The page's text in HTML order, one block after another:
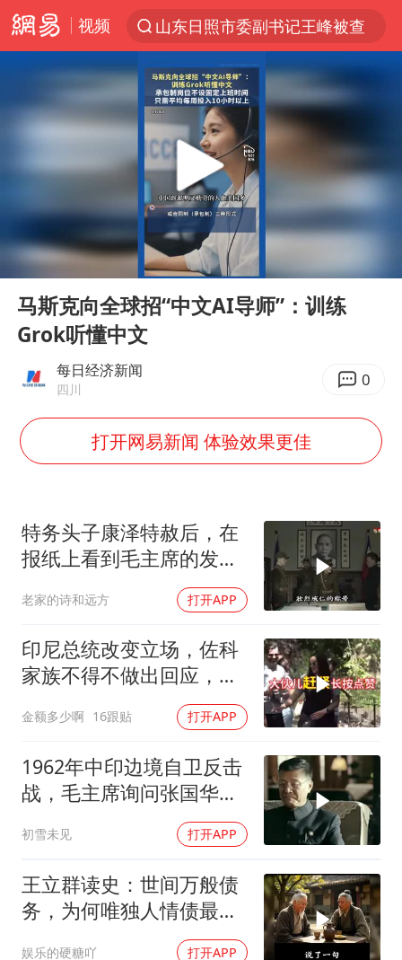
视频
山东日照市委副书记王峰被查
探寻“技能+”促就业创业新路
白海豚体型堪比东三省
美国退回1000亿美元关税
顾客结账把钱扔地上 服务员霸气扔回
李亚鹏向地铁吐血女孩捐99999元
弹药库存告急 美军补货难
沙特否认与胡塞武装举行会谈
日本籍女网红在韩直播时自杀身亡
太阳表面最高分辨率图像来了
总书记关心百姓身边这些民生大事
Play
00:00
马斯克向全球招“中文AI导师”：训练
Grok听懂中文
每日经济新闻
四川 0
打开网易新闻 体验效果更佳
特务头子康泽特赦后，在
报纸上看到毛主席的发
言，激动得不省人事
老家的诗和远方 打开APP
印尼总统改变立场，佐科
家族不得不做出回应，局
金额多少啊 16跟贴 打开APP
1962年中印边境自卫反击
战，毛主席询问张国华能
初雪未见 打开APP
王立群读史：世间万般债
务，为何唯独人情债最难
娱乐的硬糖吖 打开APP